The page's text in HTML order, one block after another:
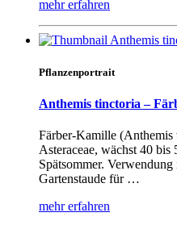
mehr erfahren
Pflanzenportrait
Anthemis tinctoria –
Färber-Kamille (Anthemis
Asteraceae, wächst 40
Spätsommer.
Gartenstaude für …
mehr erfahren